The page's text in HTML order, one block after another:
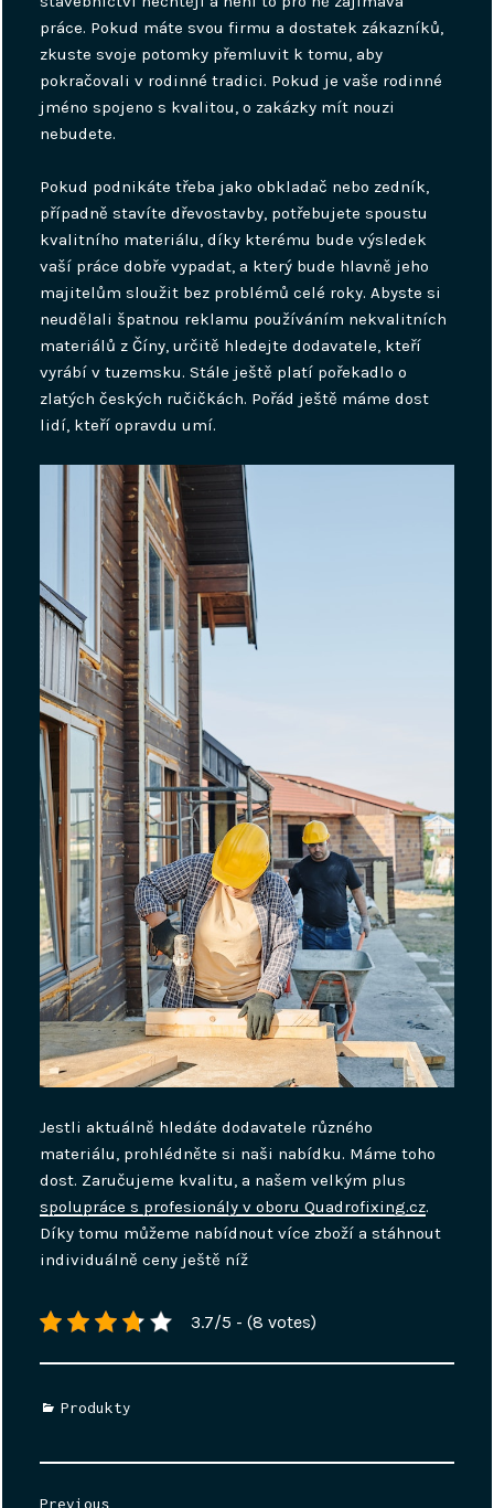
práce. Pokud máte svou firmu a dostatek zákazníků,
zkuste svoje potomky přemluvit k tomu, aby
pokračovali v rodinné tradici. Pokud je vaše rodinné
jméno spojeno s kvalitou, o zakázky mít nouzi
nebudete.
Pokud podnikáte třeba jako obkladač nebo zedník,
případně stavíte dřevostavby, potřebujete spoustu
kvalitního materiálu, díky kterému bude výsledek
vaší práce dobře vypadat, a který bude hlavně jeho
majitelům sloužit bez problémů celé roky. Abyste si
neudělali špatnou reklamu používáním nekvalitních
materiálů z Číny, určitě hledejte dodavatele, kteří
vyrábí v tuzemsku. Stále ještě platí pořekadlo o
zlatých českých ručičkách. Pořád ještě máme dost
lidí, kteří opravdu umí.
Jestli aktuálně hledáte dodavatele různého
materiálu, prohlédněte si naši nabídku. Máme toho
dost. Zaručujeme kvalitu, a našem velkým plus
spolupráce s profesionály v oboru Quadrofixing.cz.
Díky tomu můžeme nabídnout více zboží a stáhnout
individuálně ceny ještě níž
3.7/5 - (8 votes)
Categories
Produkty
Previous